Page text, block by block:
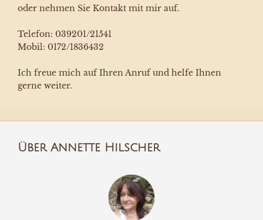
oder nehmen Sie Kontakt mit mir auf.
Telefon: 039201/21541
Mobil: 0172/1836432
Ich freue mich auf Ihren Anruf und helfe Ihnen
gerne weiter.
Über Annette Hilscher